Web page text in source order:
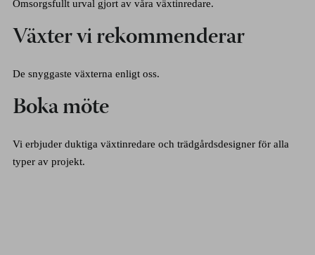
Omsorgsfullt urval gjort av våra växtinredare.
Växter vi rekommenderar
De snyggaste växterna enligt oss.
Boka möte
Vi erbjuder duktiga växtinredare och trädgårdsdesigner för alla
typer av projekt.